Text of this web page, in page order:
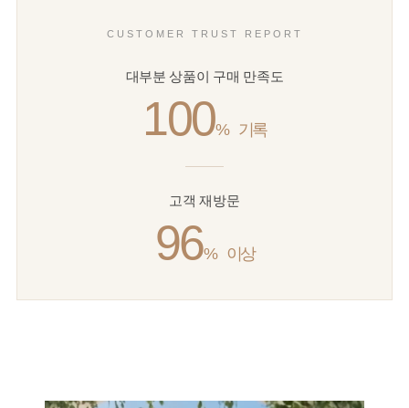
CUSTOMER TRUST REPORT
대부분 상품이 구매 만족도
100% 기록
고객 재방문
96% 이상